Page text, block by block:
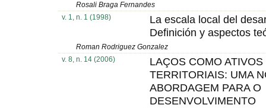
Rosali Braga Fernandes
v. 1, n. 1 (1998)
La escala local del
Definición y aspectos
Roman Rodriguez Gonzalez
v. 8, n. 14 (2006)
LAÇOS COMO ATIVOS
TERRITORIAIS: UMA
ABORDAGEM PARA O
DESENVOLVIMENTO